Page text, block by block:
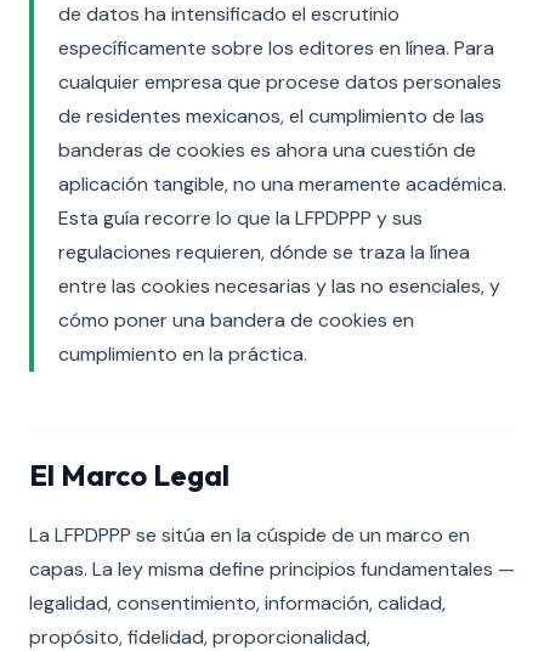
de datos ha intensificado el escrutinio
específicamente sobre los editores en línea. Para
cualquier empresa que procese datos personales
de residentes mexicanos, el cumplimiento de las
banderas de cookies es ahora una cuestión de
aplicación tangible, no una meramente académica.
Esta guía recorre lo que la LFPDPPP y sus
regulaciones requieren, dónde se traza la línea
entre las cookies necesarias y las no esenciales, y
cómo poner una bandera de cookies en
cumplimiento en la práctica.
El Marco Legal
La LFPDPPP se sitúa en la cúspide de un marco en
capas. La ley misma define principios fundamentales —
legalidad, consentimiento, información, calidad,
propósito, fidelidad, proporcionalidad,